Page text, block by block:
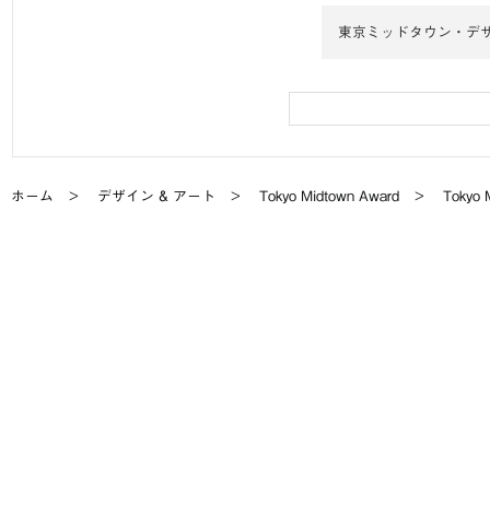
東京ミッドタウン・デ
ホーム デザイン & アート Tokyo Midtown Award Tokyo